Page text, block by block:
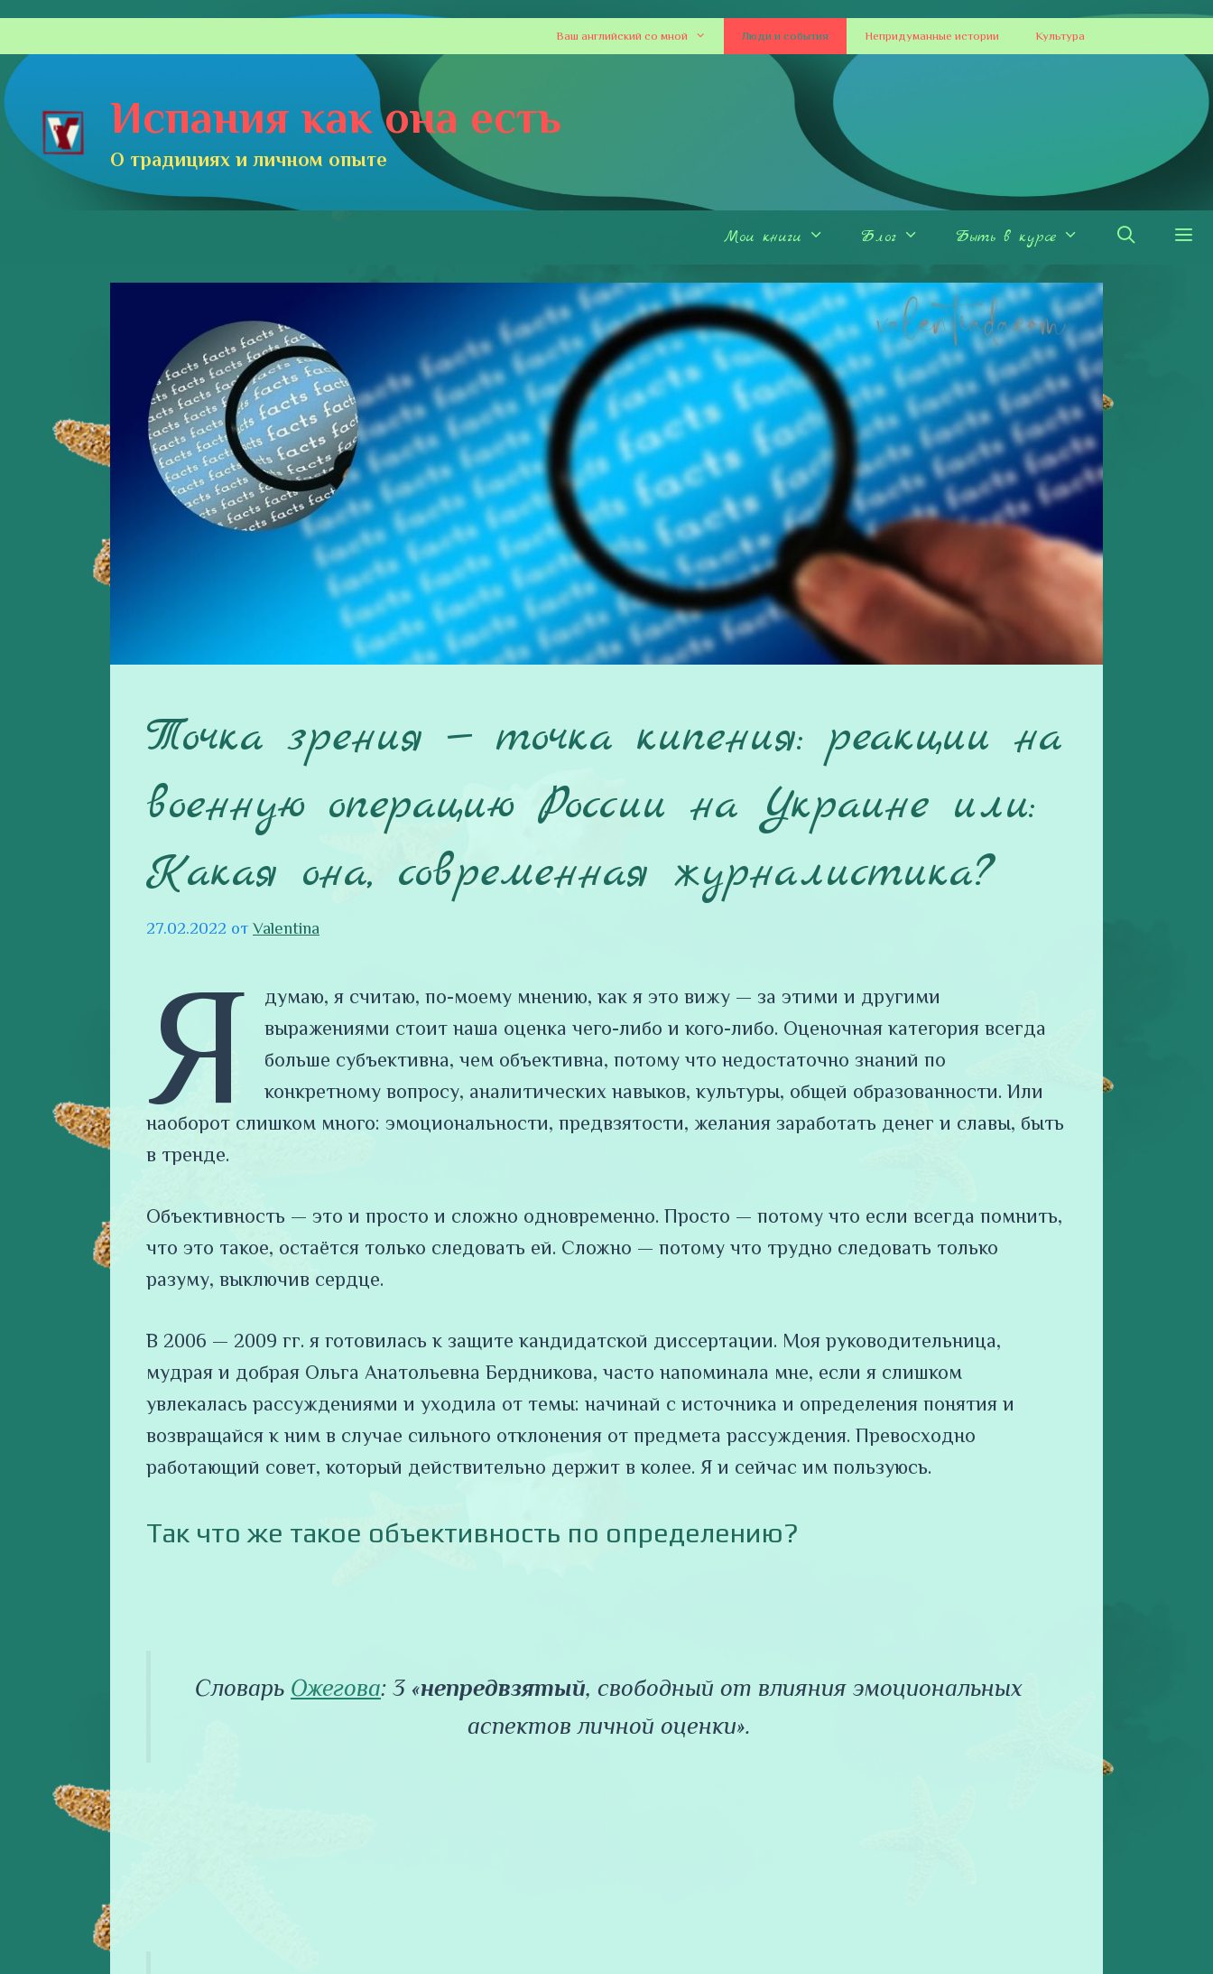
Перейти
содержимому
Ваш английский со мной Люди и события Непридуманные истории Культура
Испания как она есть
О традициях и личном опыте
Мои книги Блог Быть в курсе
Точка зрения — точка кипения: реакции на
военную операцию России на Украине или:
Какая она, современная журналистика?
27.02.2022 отValentina
Я
думаю, я считаю, по-моему мнению, как я это вижу — за этими и другими
выражениями стоит наша оценка чего-либо и кого-либо. Оценочная категория всегда
больше субъективна, чем объективна, потому что недостаточно знаний по
конкретному вопросу, аналитических навыков, культуры, общей образованности. Или
наоборот слишком много: эмоциональности, предвзятости, желания заработать денег и славы, быть
в тренде.
Объективность — это и просто и сложно одновременно. Просто — потому что если всегда помнить,
что это такое, остаётся только следовать ей. Сложно — потому что трудно следовать только
разуму, выключив сердце.
В 2006 — 2009 гг. я готовилась к защите кандидатской диссертации. Моя руководительница,
мудрая и добрая Ольга Анатольевна Бердникова, часто напоминала мне, если я слишком
увлекалась рассуждениями и уходила от темы: начинай с источника и определения понятия и
возвращайся к ним в случае сильного отклонения от предмета рассуждения. Превосходно
работающий совет, который действительно держит в колее. Я и сейчас им пользуюсь.
Так что же такое объективность по определению?
Словарь Ожегова: 3 «непредвзятый, свободный от влияния эмоциональных
аспектов личной оценки».